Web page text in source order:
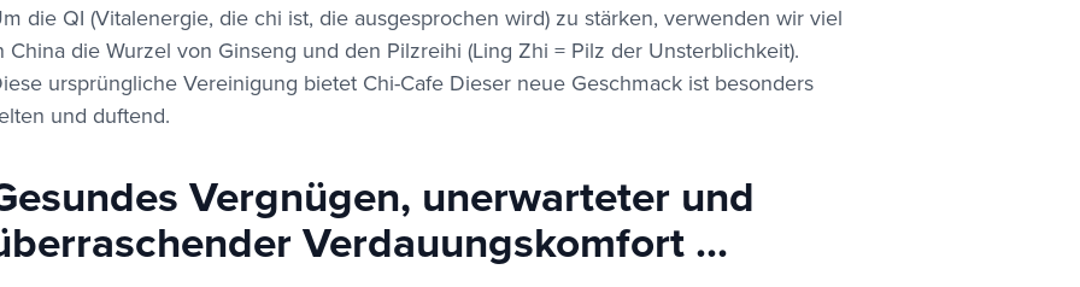
die QI (Vitalenergie, die chi ist, die ausgesprochen wird) zu stärken, verwenden wir viel
China die Wurzel von Ginseng und den Pilzreihi (Ling Zhi = Pilz der Unsterblichkeit).
ursprüngliche Vereinigung bietet Chi-Cafe Dieser neue Geschmack ist besonders
und duftend.
Vergnügen, unerwarteter und
Verdauungskomfort ...